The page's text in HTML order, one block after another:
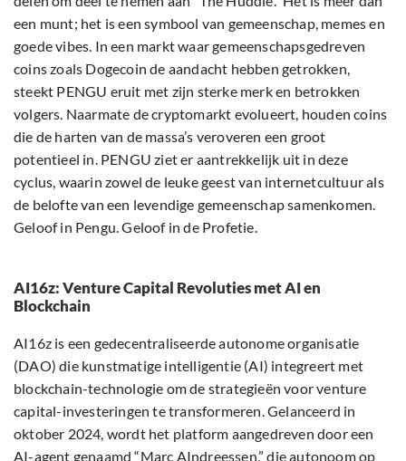
een munt; het is een symbool van gemeenschap, memes en
goede vibes. In een markt waar gemeenschapsgedreven
coins zoals Dogecoin de aandacht hebben getrokken,
steekt PENGU eruit met zijn sterke merk en betrokken
volgers. Naarmate de cryptomarkt evolueert, houden coins
die de harten van de massa’s veroveren een groot
potentieel in. PENGU ziet er aantrekkelijk uit in deze
cyclus, waarin zowel de leuke geest van internetcultuur als
de belofte van een levendige gemeenschap samenkomen.
Geloof in Pengu. Geloof in de Profetie.
AI16z: Venture Capital Revoluties met AI en
Blockchain
AI16z is een gedecentraliseerde autonome organisatie
(DAO) die kunstmatige intelligentie (AI) integreert met
blockchain-technologie om de strategieën voor venture
capital-investeringen te transformeren. Gelanceerd in
oktober 2024, wordt het platform aangedreven door een
AI-agent genaamd “Marc AIndreessen,” die autonoom op